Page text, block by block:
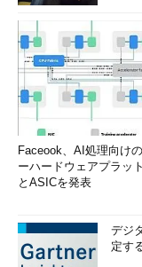
Faceook、AI処理向け
ーハードウェアプラッ
とASICを発表
デジ
定す